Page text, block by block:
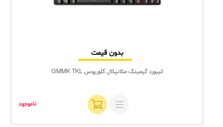
بدون قیمت
کیبورد گیمینگ مکانیکال گلوریوس GMMK TKL
ناموجود